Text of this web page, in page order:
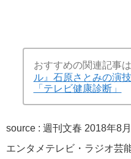
おすすめの関連記事
ル』石原さとみの演
「テレビ健康診断」
source : 週刊文春 2018年8
エンタメ テレビ・ラジオ芸